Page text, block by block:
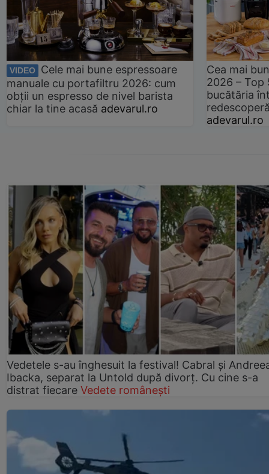
VIDEO
Cele mai bune espressoare
manuale cu portafiltru 2026: cum
obții un espresso de nivel barista
chiar la tine acasă adevarul.ro
Cea mai
2026 –
bucătăria
adevarul.ro
Vedetele s-au înghesuit la festival! Cabral și
Ibacka, separat la Untold după divorț. Cu cine s-a
distrat fiecare Vedete românești